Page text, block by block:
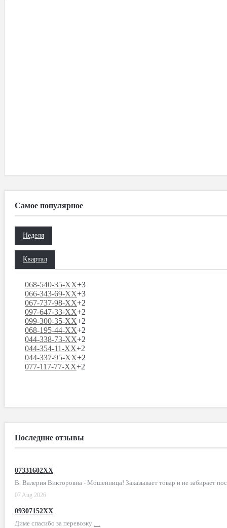
Самое популярное
Неделя
Квартал
068-540-35-XX+3
066-343-69-XX+3
067-737-98-XX+2
097-647-33-XX+2
099-300-35-XX+2
068-195-44-XX+2
044-338-73-XX+2
044-354-11-XX+2
044-337-95-XX+2
077-117-77-XX+2
Последние отзывы
07331602XX
В. Валерия Викторовна - Мошенница! Заказывает товар и не забирает
07 Aug 2026
09307152XX
Диме спасибо за перевозку …